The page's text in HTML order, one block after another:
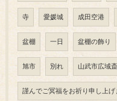
寺 愛媛城 成田空港
盆棚 一日 盆棚の飾り
旭市 別れ 山武市広域
謹んでご冥福をお祈り申し上げ